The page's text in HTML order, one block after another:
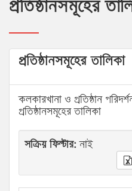
প্রতিষ্ঠানসমূহের
প্রতিষ্ঠানসমূহের তালিকা
কলকারখানা ও প্রতিষ্ঠান
প্রতিষ্ঠানসমূহের তালিকা
সক্রিয় ফিল্টার:নাই